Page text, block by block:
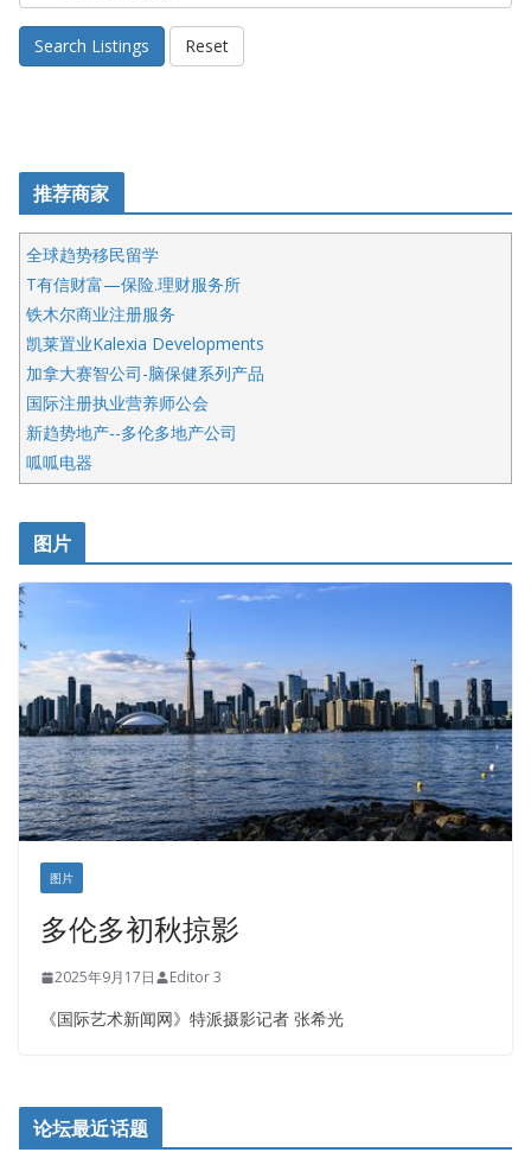
Search Listings Reset
推荐商家
全球趋势移民留学
T有信财富—保险.理财服务所
铁木尔商业注册服务
凯莱置业Kalexia Developments
加拿大赛智公司-脑保健系列产品
国际注册执业营养师公会
新趋势地产--多伦多地产公司
呱呱电器
开明车行KS CAR SALES & SERVICE
皇后金融集团
铁木尔商业注册服务
图片
图片
多伦多初秋掠影
2025年9月17日 Editor 3
《国际艺术新闻网》特派摄影记者 张希光
论坛最近话题